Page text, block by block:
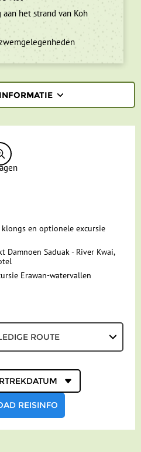
het strand van Koh
PRIJS
inbegrepen
EN VIDEO
en optionele excursie
Damnoen Saduak - River Kwai,
Erawan-watervallen
ROUTE
REISINFO